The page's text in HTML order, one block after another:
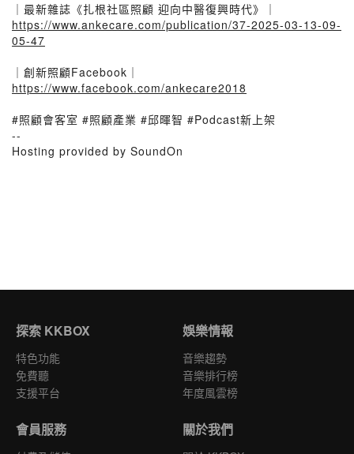
｜最新雜誌《扎根社區照顧 迎向中醫復興時代》｜
https://www.ankecare.com/publication/37-2025-03-13-09-
05-47
｜創新照顧Facebook｜
https://www.facebook.com/ankecare2018
#照顧會客室 #照顧產業 #邱暉智 #Podcast新上架
--
Hosting provided by SoundOn
探索 KKBOX
特色功能
免費聽
支援平台
娛樂情報
音樂趨勢
音樂排行榜
年度風雲榜
會員服務 關於我們